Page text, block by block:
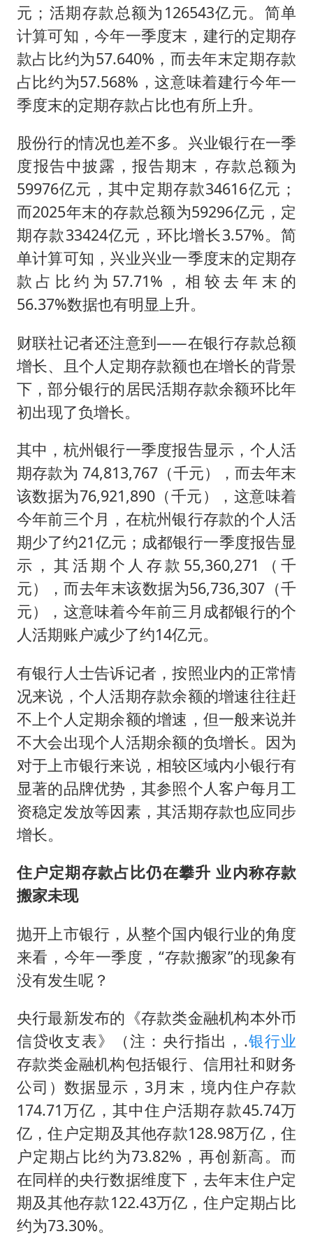
元；活期存款总额为126543亿元。简单
计算可知，今年一季度末，建行的定期存
款占比约为57.640%，而去年末定期存款
占比约为57.568%，这意味着建行今年一
季度末的定期存款占比也有所上升。
股份行的情况也差不多。兴业银行在一季
度报告中披露，报告期末，存款总额为
59976亿元，其中定期存款34616亿元；
而2025年末的存款总额为59296亿元，定
期存款33424亿元，环比增长3.57%。简
单计算可知，兴业兴业一季度末的定期存
款占比约为57.71%，相较去年末的
56.37%数据也有明显上升。
财联社记者还注意到——在银行存款总额
增长、且个人定期存款额也在增长的背景
下，部分银行的居民活期存款余额环比年
初出现了负增长。
其中，杭州银行一季度报告显示，个人活
期存款为 74,813,767（千元），而去年末
该数据为76,921,890（千元），这意味着
今年前三个月，在杭州银行存款的个人活
期少了约21亿元；成都银行一季度报告显
示，其活期个人存款55,360,271（千
元），而去年末该数据为56,736,307（千
元），这意味着今年前三月成都银行的个
人活期账户减少了约14亿元。
有银行人士告诉记者，按照业内的正常情
况来说，个人活期存款余额的增速往往赶
不上个人定期余额的增速，但一般来说并
不大会出现个人活期余额的负增长。因为
对于上市银行来说，相较区域内小银行有
显著的品牌优势，其参照个人客户每月工
资稳定发放等因素，其活期存款也应同步
增长。
住户定期存款占比仍在攀升 业内称存款
搬家未现
抛开上市银行，从整个国内银行业的角度
来看，今年一季度，“存款搬家”的现象有
没有发生呢？
央行最新发布的《存款类金融机构本外币
信贷收支表》（注：央行指出，.银行业
存款类金融机构包括银行、信用社和财务
公司）数据显示，3月末，境内住户存款
174.71万亿，其中住户活期存款45.74万
亿，住户定期及其他存款128.98万亿，住
户定期占比约为73.82%，再创新高。而
在同样的央行数据维度下，去年末住户定
期及其他存款122.43万亿，住户定期占比
约为73.30%。